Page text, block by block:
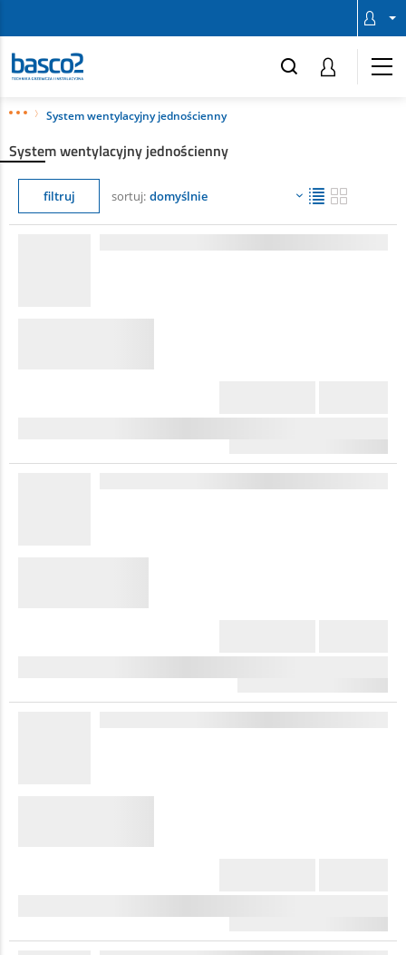
System wentylacyjny jednościenny
System wentylacyjny jednościenny
filtruj sortuj